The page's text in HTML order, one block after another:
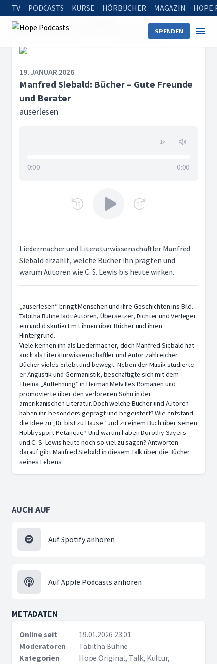
TV PODCASTS KURSE HÖRBÜCHER MAGAZIN HOPE
SPENDEN
Startseite
Manfred Siebald: Bücher – Gute Freunde und Berater
19. JANUAR 2026
Manfred Siebald: Bücher – Gute Freunde
und Berater
auserlesen
1×
0:00 0:00
15 30
Liedermacher und Literaturwissenschaftler Manfred
Siebald erzählt, welche Bücher ihn prägten und
warum Autoren wie C. S. Lewis bis heute wirken.
„auserlesen“ bringt Menschen und ihre Geschichten ins Bild.
Tabitha Bühne lädt Autoren, Übersetzer, Dichter und Verleger
ein und diskutiert mit ihnen über Bücher und ihren
Hintergrund.
Viele kennen ihn als Liedermacher, doch Manfred Siebald hat
auch als Literaturwissenschaftler und Autor zahlreicher
Bücher vieles erlebt und bewegt. Neben der Musik studierte
er Anglistik und Germanistik, beschäftigte sich mit dem
Thema „Auflehnung“ in Herman Melvilles Romanen und
promovierte über den verlorenen Sohn in der
amerikanischen Literatur. Doch welche Bücher und Autoren
haben ihn besonders geprägt und begeistert? Wie entstand
die Idee zu „Du bist zu Hause“ und zu einem Buch über seinen
Hobbysport Pétanque? Und warum haben Dorothy Sayers
und C. S. Lewis heute noch so viel zu sagen? Antworten
darauf gibt Manfred Siebald in diesem Talk über die Bücher
seines Lebens.
AUCH AUF
Auf Spotify anhören
Auf Apple Podcasts anhören
METADATEN
Online seit
19.01.2026 23:01
Moderatoren
Tabitha Bühne
Kategorien
Hope Original, Talk, Kultur,